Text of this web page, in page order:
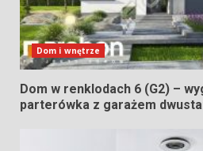
Dom i wnętrze
Dom w renklodach 6 (G2) –
parterówka z garażem